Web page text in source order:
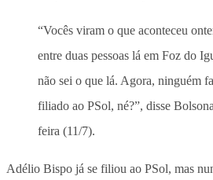
“Vocês viram o que aconteceu
entre duas pessoas lá em Foz do
não sei o que lá. Agora, ninguém
filiado ao PSol, né?”, disse
feira (11/7).
Adélio Bispo já se filiou ao PSol, mas